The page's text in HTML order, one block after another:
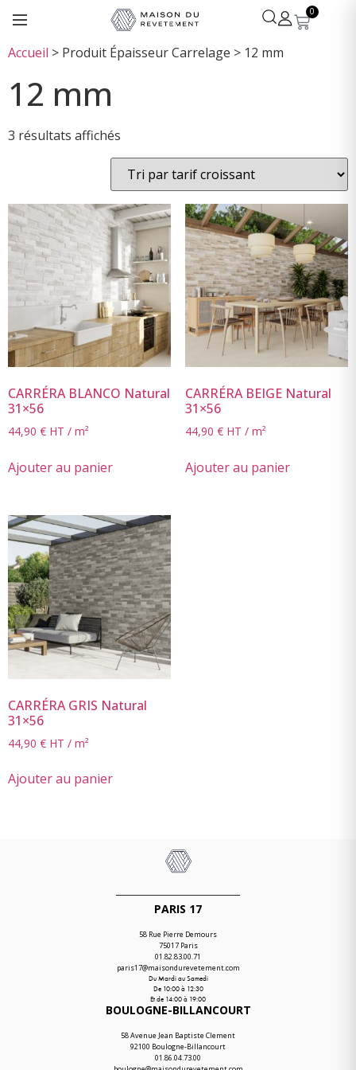
0
Accueil > Produit Épaisseur Carrelage > 12 mm
12 mm
3 résultats affichés
CARRÉRA BLANCO Natural
31×56
44,90 € HT / m²
Ajouter au panier
CARRÉRA BEIGE Natural
31×56
44,90 € HT / m²
Ajouter au panier
CARRÉRA GRIS Natural
31×56
44,90 € HT / m²
Ajouter au panier
PARIS 17
58 Rue Pierre Demours
75017 Paris
01.82.83.00.71
paris17@maisondurevetement.com
Du Mardi au Samedi
De 10:00 à 12:30
Et de 14:00 à 19:00
BOULOGNE-BILLANCOURT
58 Avenue Jean Baptiste Clement
92100 Boulogne-Billancourt
01.86.04.73.00
Léa